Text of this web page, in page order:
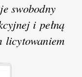
swobodny
i pełną
licytowaniem